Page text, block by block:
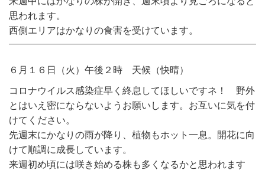
思われます。
西側エリアはかなりの食害を受けています。
６月１６日（火）午後２時 天候（快晴）
コロナウイルス感染症早く終息してほしいですネ！ 野外
とはいえ密にならないようお願いします。お互いに気を付
けてください。
先週末にかなりの雨が降り、植物もホット一息。開花に向
けて順調に成長しています。
来週初め頃には咲き始める株も多くなるかと思われます